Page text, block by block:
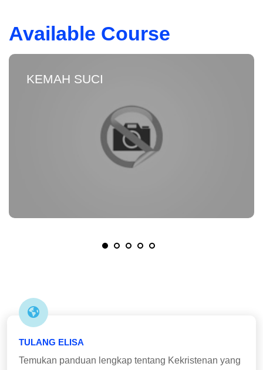
Available Course
KEMAH SUCI
TULANG ELISA
Temukan panduan lengkap tentang Kekristenan yang